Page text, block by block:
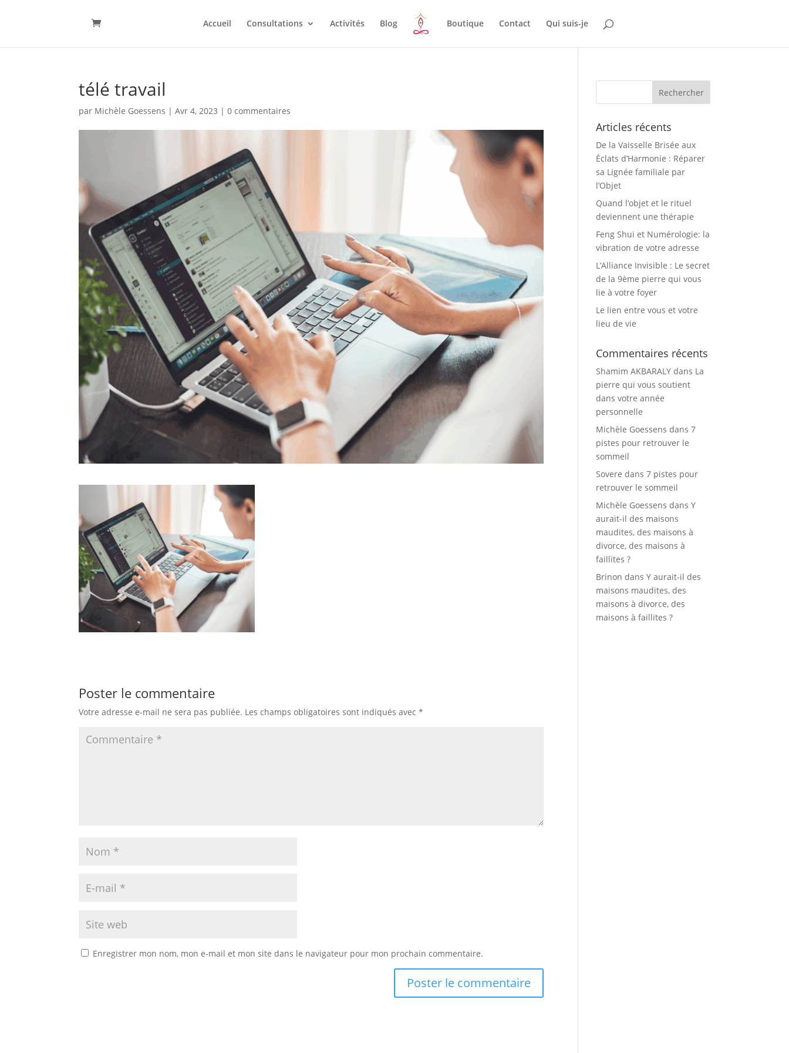
Accueil Consultations Activités Blog Boutique Contact Qui suis-je
télé travail
par Michèle Goessens |Avr 4, 2023 |0 commentaires
Poster le commentaire
Votre adresse e-mail ne sera pas publiée. Les champs obligatoires sont indiqués avec*
Enregistrer mon nom, mon e-mail et mon site dans le navigateur pour mon prochain commentaire.
Articles récents
De la Vaisselle Brisée aux
Éclats d’Harmonie : Réparer
sa Lignée familiale par
l’Objet
Quand l’objet et le rituel
deviennent une thérapie
Feng Shui et Numérologie: la
vibration de votre adresse
L’Alliance Invisible : Le secret
de la 9ème pierre qui vous
lie à votre foyer
Le lien entre vous et votre
lieu de vie
Commentaires récents
Shamim AKBARALY dans La
pierre qui vous soutient
dans votre année
personnelle
Michèle Goessens dans7
pistes pour retrouver le
sommeil
Sovere dans7 pistes pour
retrouver le sommeil
Michèle Goessens dansY
aurait-il des maisons
maudites, des maisons à
divorce, des maisons à
faillites ?
Brinon dansY aurait-il des
maisons maudites, des
maisons à divorce, des
maisons à faillites ?